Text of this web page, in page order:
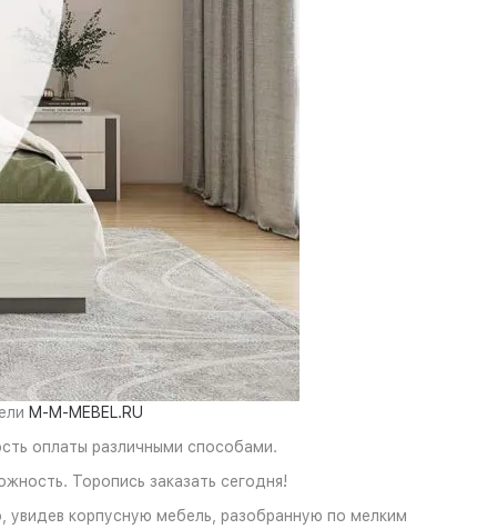
M-M-MEBEL.RU
оплаты различными способами.
Торопись заказать сегодня!
увидев корпусную мебель, разобранную по мелким